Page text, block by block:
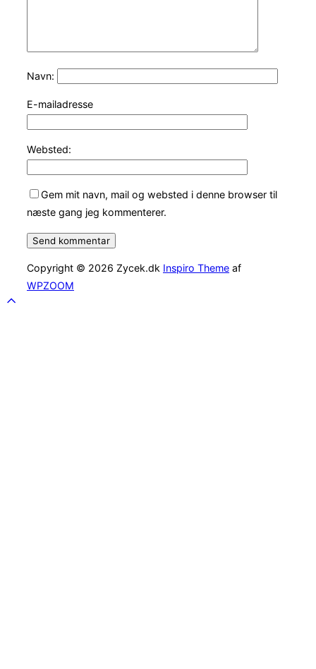
Navn:
E-mailadresse
Websted:
Gem mit navn, mail og websted i denne browser til
næste gang jeg kommenterer.
Copyright © 2026 Zycek.dk Inspiro Theme af
WPZOOM